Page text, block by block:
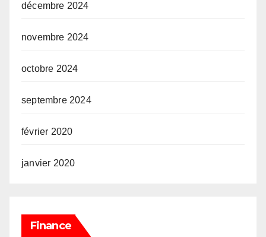
décembre 2024
novembre 2024
octobre 2024
septembre 2024
février 2020
janvier 2020
Finance